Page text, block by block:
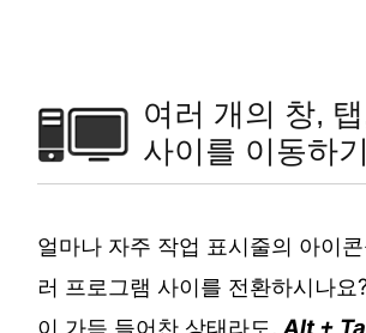
여러 개의 창,
사이를 이동하기
얼마나 자주 작업 표시줄의 아이
러 프로그램 사이를 전환하시나요
이 가득 들어찬 상태라도,Alt +